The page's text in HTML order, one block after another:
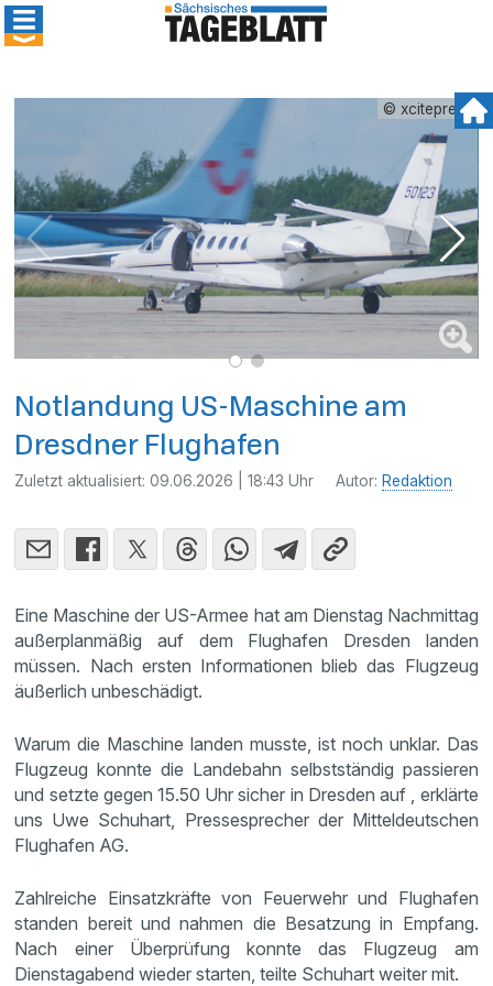
© xcitepress
Notlandung US-Maschine am
Dresdner Flughafen
Zuletzt aktualisiert:09.06.2026 | 18:43 Uhr Autor: Redaktion
Eine Maschine der US-Armee hat am Dienstag Nachmittag
außerplanmäßig auf dem Flughafen Dresden landen
müssen. Nach ersten Informationen blieb das Flugzeug
äußerlich unbeschädigt.
Warum die Maschine landen musste, ist noch unklar. Das
Flugzeug konnte die Landebahn selbstständig passieren
und setzte gegen 15.50 Uhr sicher in Dresden auf , erklärte
uns Uwe Schuhart, Pressesprecher der Mitteldeutschen
Flughafen AG.
Zahlreiche Einsatzkräfte von Feuerwehr und Flughafen
standen bereit und nahmen die Besatzung in Empfang.
Nach einer Überprüfung konnte das Flugzeug am
Dienstagabend wieder starten, teilte Schuhart weiter mit.